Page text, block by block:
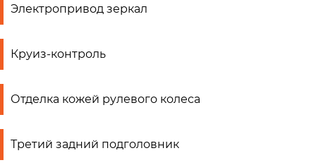
Электропривод зеркал
Круиз-контроль
Отделка кожей рулевого колеса
Третий задний подголовник